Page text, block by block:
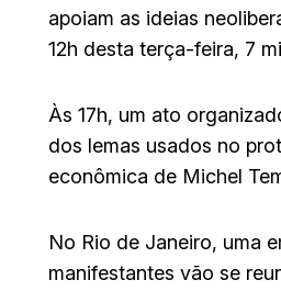
apoiam as ideias
12h desta terça-feira, 7
Às 17h, um ato
dos lemas usados no
econômica de Michel
No Rio de Janeiro, uma
manifestantes vão se